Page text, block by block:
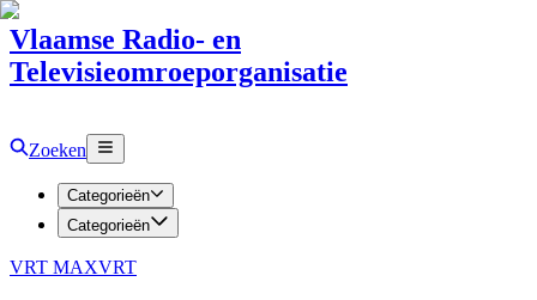
Vlaamse Radio- en
Televisieomroeporganisatie
Zoeken
Categorieën
Categorieën
VRT MAXVRT